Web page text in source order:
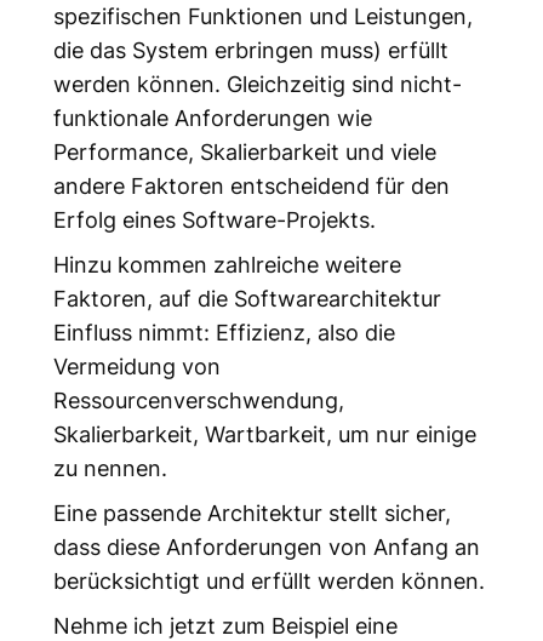
spezifischen Funktionen und Leistungen,
die das System erbringen muss) erfüllt
werden können. Gleichzeitig sind nicht-
funktionale Anforderungen wie
Performance, Skalierbarkeit und viele
andere Faktoren entscheidend für den
Erfolg eines Software-Projekts.
Hinzu kommen zahlreiche weitere
Faktoren, auf die Softwarearchitektur
Einfluss nimmt: Effizienz, also die
Vermeidung von
Ressourcenverschwendung,
Skalierbarkeit, Wartbarkeit, um nur einige
zu nennen.
Eine passende Architektur stellt sicher,
dass diese Anforderungen von Anfang an
berücksichtigt und erfüllt werden können.
Nehme ich jetzt zum Beispiel eine